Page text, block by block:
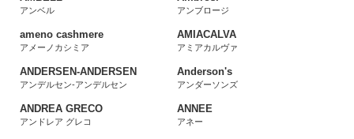
アンベル アンブロージ
ameno cashmere
アメーノカシミア
AMIACALVA
アミアカルヴァ
ANDERSEN-ANDERSEN
アンデルセン-アンデルセン
Anderson's
アンダーソンズ
ANDREA GRECO
アンドレア グレコ
ANNEE
アネー